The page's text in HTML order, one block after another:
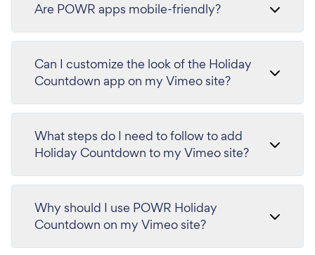
Are POWR apps mobile-friendly?
Can I customize the look of the Holiday
Countdown app on my Vimeo site?
What steps do I need to follow to add
Holiday Countdown to my Vimeo site?
Why should I use POWR Holiday
Countdown on my Vimeo site?